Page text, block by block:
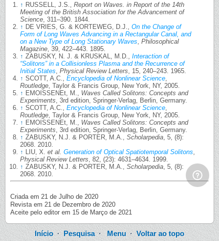
↑ RUSSELL, J.S., Report on Waves. in Report of the 14th
Meeting of the British Association for the Advancement of
Science , 311–390. 1844.
↑ DE VRIES, G. & KORTEWEG, D.J., On the Change of
Form of Long Waves Advancing in a Rectangular Canal, and
on a New Type of Long Stationary Waves Philosophical
Magazine , 39, 422–443. 1895.
↑ ZABUSKY, N. J. & KRUSKAL, M.D., Interaction of
“Solitons” in a Collisionless Plasma and the Recurrence of
Initial States Physical Review Letters , 15, 240–243. 1965.
↑ SCOTT, A.C., Encyclopedia of Nonlinear Science
Routledge , Taylor & Francis Group, New York, NY, 2005.
↑ EMOISSENEt, M., Waves Called Solitons: Concepts and
Experiments , 3rd edition, Springer-Verlag, Berlin, Germany.
↑ SCOTT, A.C., Encyclopedia of Nonlinear Science
Routledge , Taylor & Francis Group, New York, NY, 2005.
↑ EMOISSENEt, M., Waves Called Solitons: Concepts and
Experiments , 3rd edition, Springer-Verlag, Berlin, Germany.
↑ ZABUSKY, N.J. & PORTER, M.A., Scholarpedia , 5, (8):
2068. 2010.
↑ LIU, X. et al. Generation of Optical Spatiotemporal Solitons
Physical Review Letters , 82, (23): 4631–4634. 1999.
↑ ZABUSKY, N.J. & PORTER, M.A., Scholarpedia , 5, (8):
2068. 2010.
Criada em 21 de Julho de 2020
Revista em 21 de Dezembro de 2020
Aceite pelo editor em 15 de Março de 2021
Início· Pesquisa·Menu·Voltar ao topo